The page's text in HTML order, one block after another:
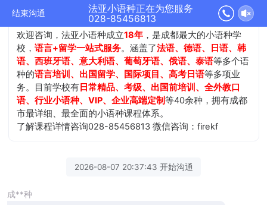
结束沟通
法亚小语种正在为您服务
028-85456813
欢迎咨询，法亚小语种成立18年 ，是成都最大的小语种学
校，语言+留学一站式服务。涵盖了法语、德语、日语、韩
语、西班牙语、意大利语、葡萄牙语、俄语、泰语等多个语
种的语言培训、出国留学、国际项目、高考日语等多项业
务。目前学校有 日常精品、考级、出国前培训、全外教口
语、行业小语种、VIP、企业高端定制等40余种，拥有成都
市最详细、最全面的小语种课程体系。
了解课程详情咨询028-85456813 微信咨询：firekf
2026-08-07 20:37:43 开始沟通
成**种